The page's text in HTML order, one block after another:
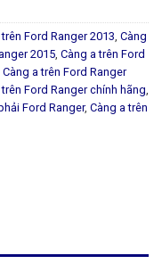
Ford Ranger 2013, Càng
2015, Càng a trên Ford
Càng a trên Ford Ranger
Ford Ranger chính hãng,
Ford Ranger, Càng a trên